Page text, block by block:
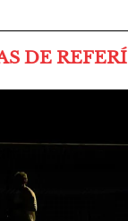
DE REFERÍ